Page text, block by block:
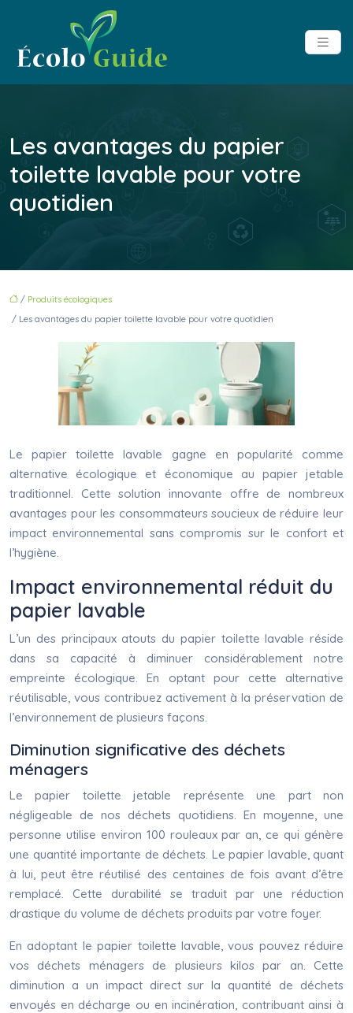
Les avantages du papier
toilette lavable pour votre
quotidien
/ Produits écologiques
/ Les avantages du papier toilette lavable pour votre quotidien
Le papier toilette lavable gagne en popularité comme
alternative écologique et économique au papier jetable
traditionnel. Cette solution innovante offre de nombreux
avantages pour les consommateurs soucieux de réduire leur
impact environnemental sans compromis sur le confort et
l’hygiène.
Impact environnemental réduit du
papier lavable
L’un des principaux atouts du papier toilette lavable réside
dans sa capacité à diminuer considérablement notre
empreinte écologique. En optant pour cette alternative
réutilisable, vous contribuez activement à la préservation de
l’environnement de plusieurs façons.
Diminution significative des déchets
ménagers
Le papier toilette jetable représente une part non
négligeable de nos déchets quotidiens. En moyenne, une
personne utilise environ 100 rouleaux par an, ce qui génère
une quantité importante de déchets. Le papier lavable, quant
à lui, peut être réutilisé des centaines de fois avant d’être
remplacé. Cette durabilité se traduit par une réduction
drastique du volume de déchets produits par votre foyer.
En adoptant le papier toilette lavable, vous pouvez réduire
vos déchets ménagers de plusieurs kilos par an. Cette
diminution a un impact direct sur la quantité de déchets
envoyés en décharge ou en incinération, contribuant ainsi à